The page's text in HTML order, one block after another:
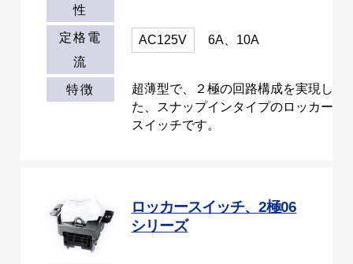
性
定格電
流
AC125V 6A、10A
特徴
超薄型で、２極の回路構成を実現し
た、スナップインタイプのロッカー
スイッチです。
ロッカースイッチ、2極06
シリーズ